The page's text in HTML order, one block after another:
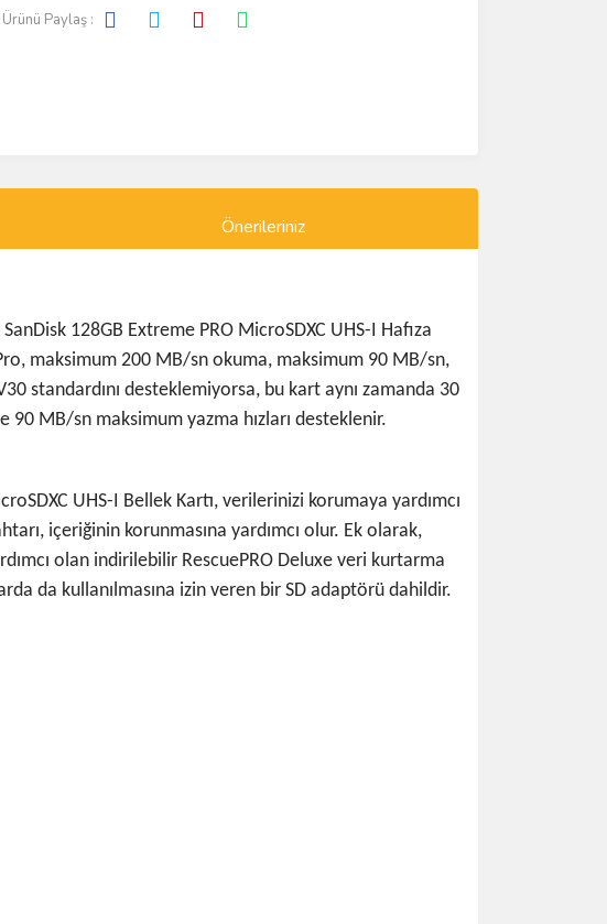
Ürünü Paylaş :
Önerileriniz
128GB Extreme PRO MicroSDXC UHS-I Hafıza
maksimum 200 MB/sn okuma, maksimum 90 MB/sn,
standardını desteklemiyorsa, bu kart aynı zamanda 30
90 MB/sn maksimum yazma hızları desteklenir.
UHS-I Bellek Kartı, verilerinizi korumaya yardımcı
içeriğinin korunmasına yardımcı olur. Ek olarak,
olan indirilebilir RescuePRO Deluxe veri kurtarma
da kullanılmasına izin veren bir SD adaptörü dahildir.